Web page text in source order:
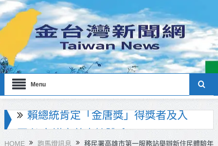
Menu
海巡署南部分署主官大換血 蔡順元
勉提升巡防戰力
HOME 跑馬燈訊息
移民署高雄市第一服務站舉辦新住民體驗年